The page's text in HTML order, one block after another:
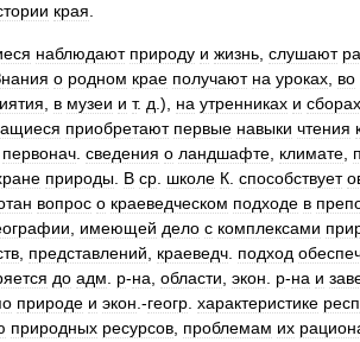
края
наблюдают природу и жизнь слушают
о родном крае получают на уроках во
в музеи и т. д .), на утренниках и сборах
приобретают первые навыки чтения
первонач сведения о ландшафте климате
природы В ср школе К способствует
вопрос о краеведческом подходе в
имеющей дело с комплексами
представлений краеведч подход
до адм р-на области экон р-на и
природе и экон .-геогр характеристике
природных ресурсов проблемам их